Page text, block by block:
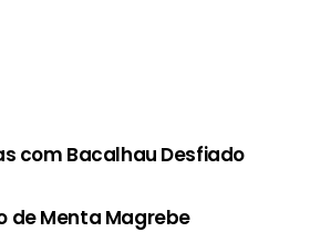
com Bacalhau Desfiado
de Menta Magrebe